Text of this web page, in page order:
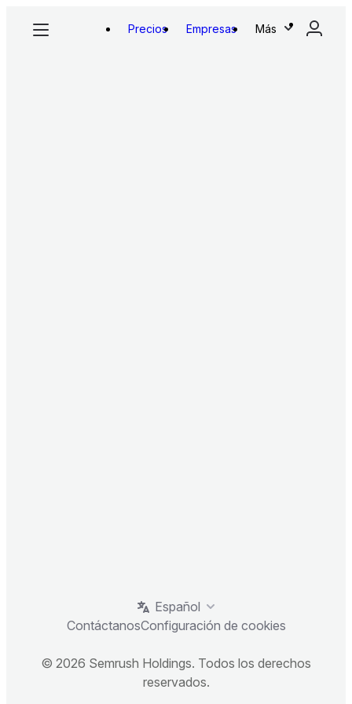
Precios Empresas Más
Español
ContáctanosConfiguración de cookies
© 2026 Semrush Holdings. Todos los derechos
reservados.